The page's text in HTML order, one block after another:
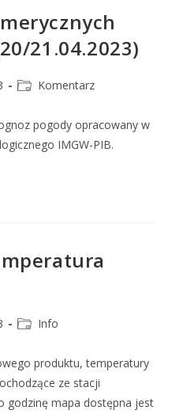
21.04.2023)
Komentarz
pogody opracowany w
IMGW-PIB.
Info
produktu, temperatury
ze stacji
godzinę mapa dostępna jest